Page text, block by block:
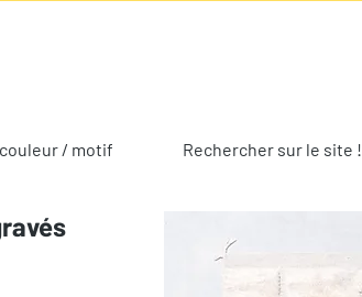
/ motif Rechercher sur le site !